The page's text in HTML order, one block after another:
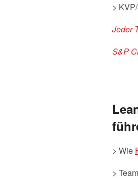
>
Jeder
S&P
> Wie
>